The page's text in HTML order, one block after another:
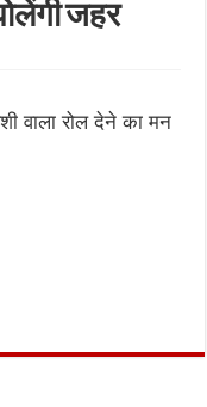
जहर
वाला रोल देने का मन